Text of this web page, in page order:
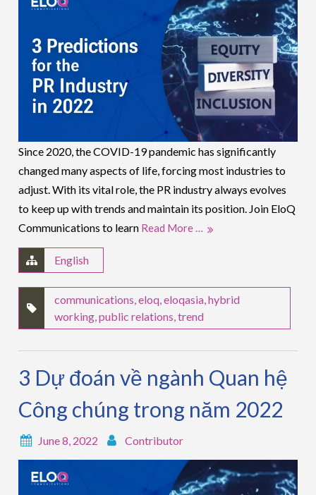
Since 2020, the COVID-19 pandemic has significantly
changed many aspects of life, forcing most industries to
adjust. With its vital role, the PR industry always evolves
to keep up with trends and maintain its position. Join EloQ
Communications to learn Read More …
English
communications ,eloq ,eloqasia ,hybrid
working ,public relations ,trend
3 Dự đoán về ngành Quan hệ
Công chúng trong năm 2022
June 8, 2022 Contributor